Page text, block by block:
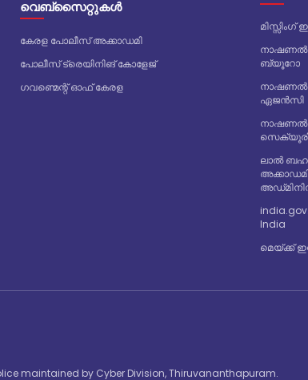
വെബ്സൈറ്റുകൾ
കേരള പോലീസ് അക്കാഡമി
പോലീസ് ട്രെയിനിങ് കോളേജ്
ഗവണ്മെന്റ് ഓഫ് കേരള
നാഷണൽ
ബ്യൂറോ
നാഷണൽ
ഏജൻസി
നാഷണൽ
ലാൽ
India
മെയ്ക്ക്
maintained by Cyber Division, Thiruvananthapuram.